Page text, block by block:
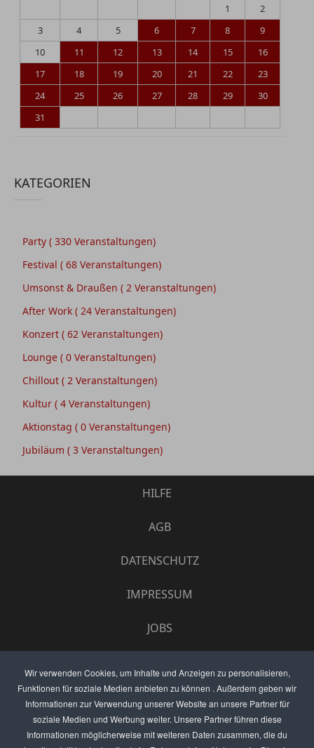
Wir verwenden Cookies, um Inhalte und Anzeigen zu personalisieren,
Funktionen für soziale Medien anbieten zu können . Außerdem geben wir
Informationen zur Verwendung unserer Website an unsere Partner für
soziale Medien und Werbung weiter. Unsere Partner führen diese
Informationen möglicherweise mit weiteren Daten zusammen, die du
1
2
3
4 5 6 7 8
9
10
11 12 13 14 15
16
17
18 19 20 21 22
23
24
25 26 27 28 29
30
31
KATEGORIEN
Party ( 330 Veranstaltungen)
Festival ( 68 Veranstaltungen)
Umsonst & Draußen ( 2 Veranstaltungen)
After Work ( 24 Veranstaltungen)
Konzert ( 62 Veranstaltungen)
Lounge ( 0 Veranstaltungen)
Chillout ( 2 Veranstaltungen)
Kultur ( 4 Veranstaltungen)
Aktionstag ( 0 Veranstaltungen)
Jubiläum ( 3 Veranstaltungen)
HILFE
AGB
DATENSCHUTZ
IMPRESSUM
JOBS
ANZEIGEN PREISE
BEWERTET UNS